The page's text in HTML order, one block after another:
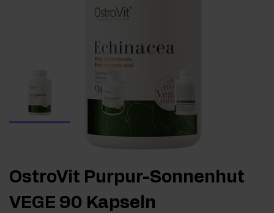
OstroVit Purpur-Sonnenhut
VEGE 90 Kapseln